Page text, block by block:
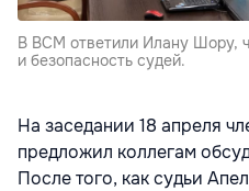
В ВСМ ответили Илану Шору,
и безопасность судей.
На заседании 18 апреля
предложил коллегам
После того, как судьи